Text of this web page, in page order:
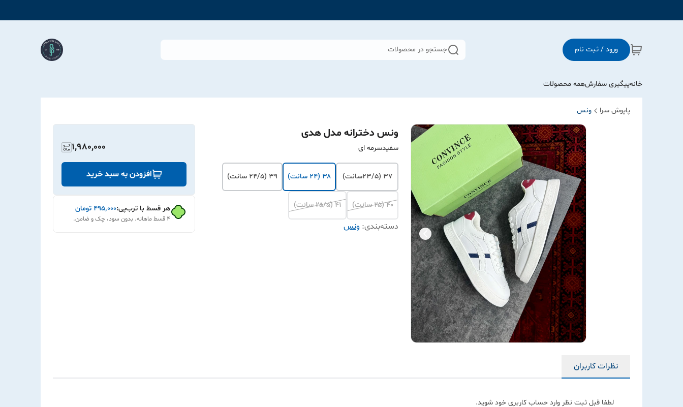
ورود / ثبت نام جستجو در محصولات
خانهپیگیری سفارشهمه محصولات
پاپوش سرا ونس
ونس دخترانه مدل هدی
سفیدسرمه ای
۳۷ (۲۳/۵سانت) ۳۸ (۲۴ سانت) ۳۹ (۲۴/۵ سانت)
۴۰ (۲۵ سانت) ۴۱ (۲۵/۵ سانت)
دسته‌بندی: ونس
1,980,000
افزودن به سبد خرید
هر قسط با ترب‌پی:۴۹۵٬۰۰۰ تومان
۴ قسط ماهانه. بدون سود، چک و ضامن.
نظرات کاربران
لطفا قبل ثبت نظر وارد حساب کاربری خود شوید.